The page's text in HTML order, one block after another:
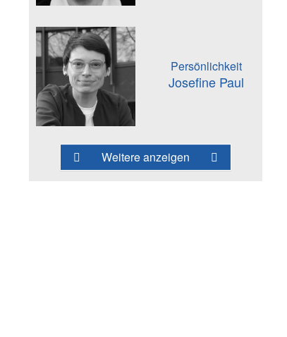
Persönlichkeit
Josefine Paul
Weitere anzeigen